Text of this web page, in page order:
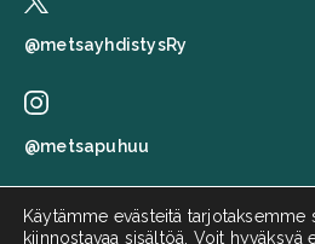
@metsayhdistysRy
@metsapuhuu
Käytämme evästeitä tarjotaksemme
kiinnostavaa sisältöä. Voit hyväksyä